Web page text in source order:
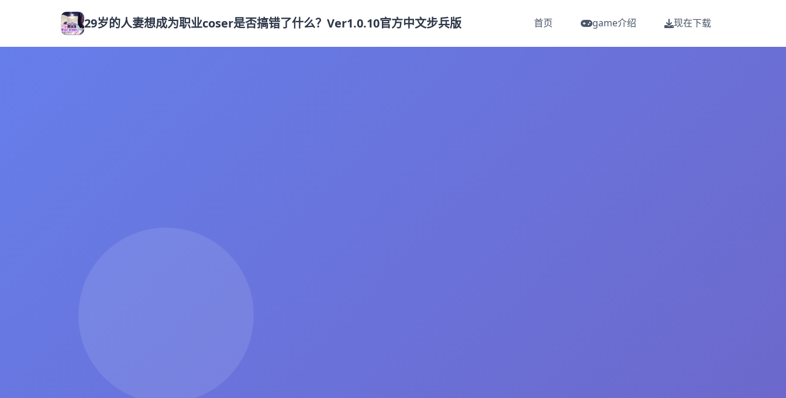
29岁的人妻想成为职业coser是否搞错了什么？Ver1.0.10官方中文步兵版 首页 game介绍 现在下载